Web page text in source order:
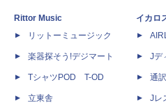
Rittor Music
リットーミュージック
楽器探そう!デジマート
TシャツPOD T-OD
立東舎
イカロ
Jデ
通
Jレ